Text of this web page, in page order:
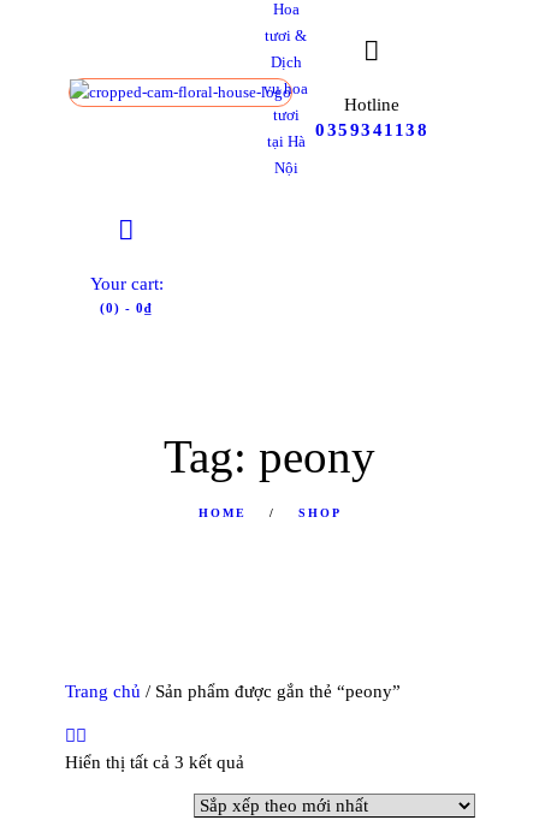
Hoa
tươi &
Dịch
vụ hoa
tươi
tại Hà
Nội
Hotline
0359341138
Your cart:
(0) -0₫
Tag: peony
HOME SHOP
Trang chủ / Sản phẩm được gắn thẻ “peony”
Hiển thị tất cả 3 kết quảĐã
xếp